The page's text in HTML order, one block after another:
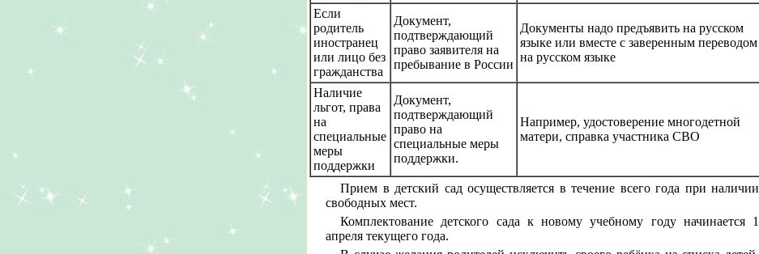
Если
родитель
иностранец
или лицо без
гражданства
Документ,
подтверждающий
право заявителя на
пребывание в России
Документы надо предъявить на русском
языке или вместе с заверенным переводом
на русском языке
Наличие
льгот, права
на
специальные
меры
поддержки
Документ,
подтверждающий
право на
специальные меры
поддержки.
Например, удостоверение многодетной
матери, справка участника СВО
Прием в детский сад осуществляется в течение всего года при наличии
свободных мест.
Комплектование детского сада к новому учебному году начинается 1
апреля текущего года.